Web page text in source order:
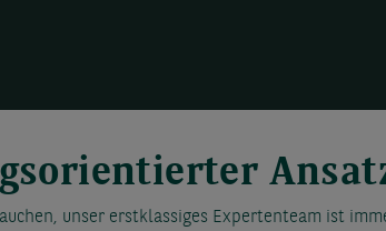
unser erstklassiges Expertenteam ist